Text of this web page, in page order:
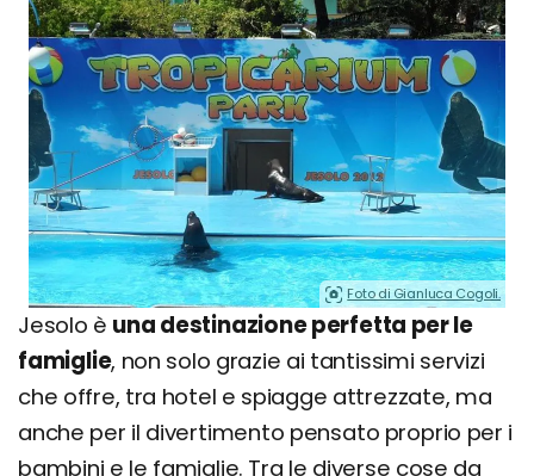
Foto di Gianluca Cogoli.
Jesolo è una destinazione perfetta per le
famiglie, non solo grazie ai tantissimi servizi
che offre, tra hotel e spiagge attrezzate, ma
anche per il divertimento pensato proprio per i
bambini e le famiglie. Tra le diverse cose da